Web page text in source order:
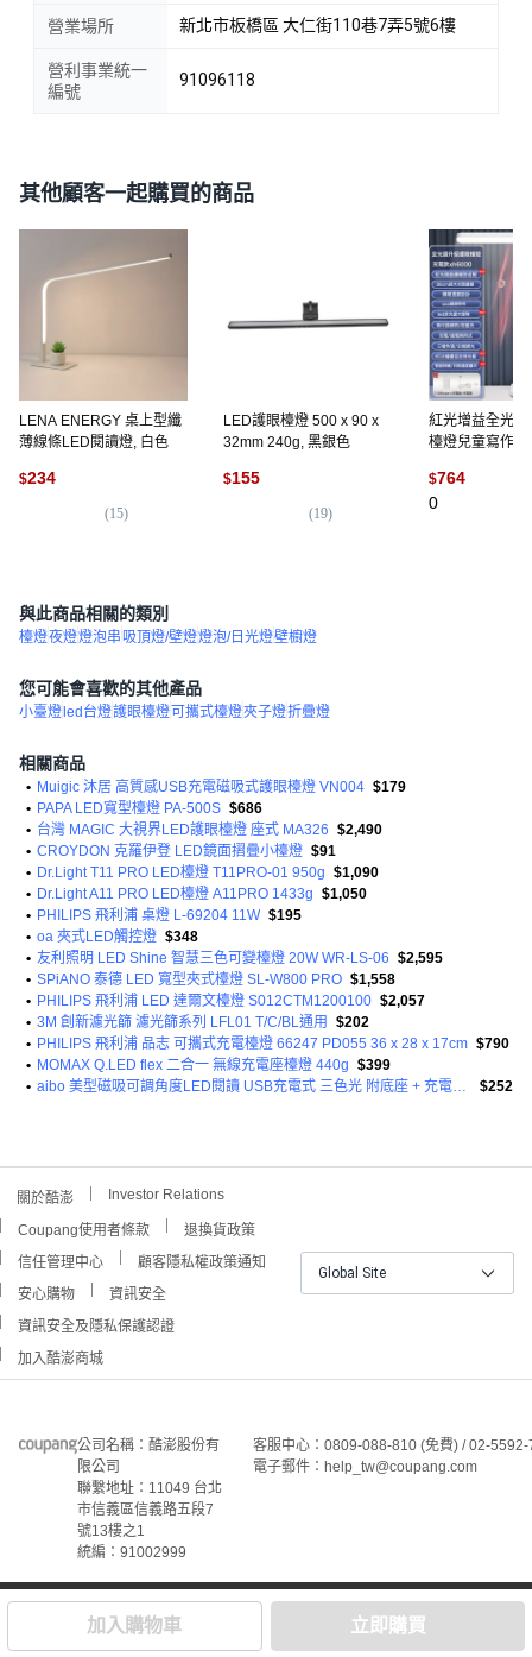
加入購物車 立即購買
營業場所 新北市板橋區 大仁街110巷7弄5號6樓
營利事業統一
編號
91096118
其他顧客一起購買的商品
LENA ENERGY 桌上型纖
薄線條LED閱讀燈, 白色
$234
(15)
LED護眼檯燈 500 x 90 x
32mm 240g, 黑銀色
$155
(19)
紅光增益全光譜
檯燈兒童寫作業
時鐘定時款【
檔調光調色】+
$764
0
與此商品相關的類別
檯燈夜燈燈泡串吸頂燈/壁燈燈泡/日光燈壁櫥燈
您可能會喜歡的其他產品
小臺燈 led台燈護眼檯燈 可攜式檯燈夾子燈折疊燈
相關商品
• Muigic 沐居 高質感USB充電磁吸式護眼檯燈 VN004 $179
• PAPA LED寬型檯燈 PA-500S $686
• 台灣 MAGIC 大視界LED護眼檯燈 座式 MA326 $2,490
• CROYDON 克羅伊登 LED鏡面摺疊小檯燈 $91
• Dr.Light T11 PRO LED檯燈 T11PRO-01 950g $1,090
• Dr.Light A11 PRO LED檯燈 A11PRO 1433g $1,050
• PHILIPS 飛利浦 桌燈 L-69204 11W $195
• oa 夾式LED觸控燈 $348
• 友利照明 LED Shine 智慧三色可變檯燈 20W WR-LS-06 $2,595
• SPiANO 泰德 LED 寬型夾式檯燈 SL-W800 PRO $1,558
• PHILIPS 飛利浦 LED 達爾文檯燈 S012CTM1200100 $2,057
• 3M 創新濾光篩 濾光篩系列 LFL01 T/C/BL通用
$202
• PHILIPS 飛利浦 品志 可攜式充電檯燈 66247 PD055 36 x 28 x 17cm $790
• MOMAX Q.LED flex 二合一 無線充電座檯燈 440g $399
•
aibo 美型磁吸可調角度LED閱讀 USB充電式 三色光 附底座 + 充電線 + 雙面泡棉貼 + 說明書 USB-LI-09 燈體32 x 3.5 x 3.2cm 底座7.3 x 3.1 x 1cm 127.6g $252
關於酷澎 Investor Relations
Coupang使用者條款
退換貨政策
信任管理中心
顧客隱私權政策通知
安心購物
資訊安全
資訊安全及隱私保護認證
加入酷澎商城
Global Site
公司名稱：酷澎股份有
限公司
聯繫地址：11049 台北
市信義區信義路五段7
號13樓之1
統編：91002999
客服中心：0809-088-810 (免費) / 02-
電子郵件： help_tw@coupang.com
©Coupang Taiwan Co., Ltd. 保留所有權利。
本網站上顯示的所有商標、標誌和服務標誌均為酷澎股份有
限公司和/或其在美國和其他國家/地區註冊之關聯公司之所